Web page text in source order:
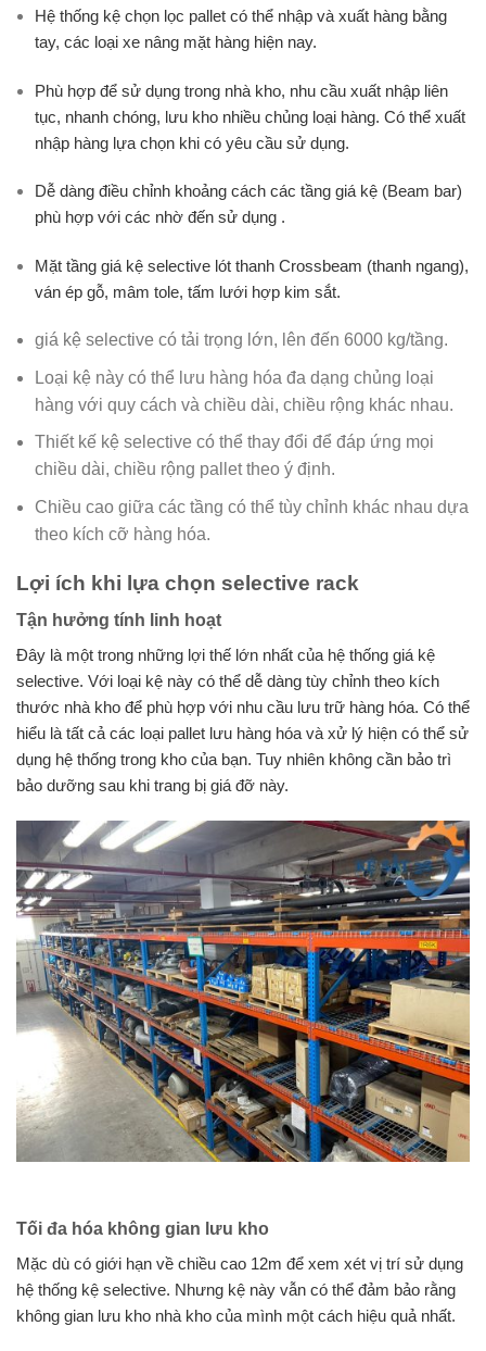
Hệ thống kệ chọn lọc pallet có thể nhập và xuất hàng bằng
tay, các loại xe nâng mặt hàng hiện nay.
Phù hợp để sử dụng trong nhà kho, nhu cầu xuất nhập liên
tục, nhanh chóng, lưu kho nhiều chủng loại hàng. Có thể xuất
nhập hàng lựa chọn khi có yêu cầu sử dụng.
Dễ dàng điều chỉnh khoảng cách các tầng giá kệ (Beam bar)
phù hợp với các nhờ đến sử dụng .
Mặt tầng giá kệ selective lót thanh Crossbeam (thanh ngang),
ván ép gỗ, mâm tole, tấm lưới hợp kim sắt.
giá kệ selective có tải trọng lớn, lên đến 6000 kg/tầng.
Loại kệ này có thể lưu hàng hóa đa dạng chủng loại
hàng với quy cách và chiều dài, chiều rộng khác nhau.
Thiết kế kệ selective có thể thay đổi để đáp ứng mọi
chiều dài, chiều rộng pallet theo ý định.
Chiều cao giữa các tầng có thể tùy chỉnh khác nhau dựa
theo kích cỡ hàng hóa.
Lợi ích khi lựa chọn selective rack
Tận hưởng tính linh hoạt
Đây là một trong những lợi thế lớn nhất của hệ thống giá kệ
selective. Với loại kệ này có thể dễ dàng tùy chỉnh theo kích
thước nhà kho để phù hợp với nhu cầu lưu trữ hàng hóa. Có thể
hiểu là tất cả các loại pallet lưu hàng hóa và xử lý hiện có thể sử
dụng hệ thống trong kho của bạn. Tuy nhiên không cần bảo trì
bảo dưỡng sau khi trang bị giá đỡ này.
Tối đa hóa không gian lưu kho
Mặc dù có giới hạn về chiều cao 12m để xem xét vị trí sử dụng
hệ thống kệ selective. Nhưng kệ này vẫn có thể đảm bảo rằng
không gian lưu kho nhà kho của mình một cách hiệu quả nhất.